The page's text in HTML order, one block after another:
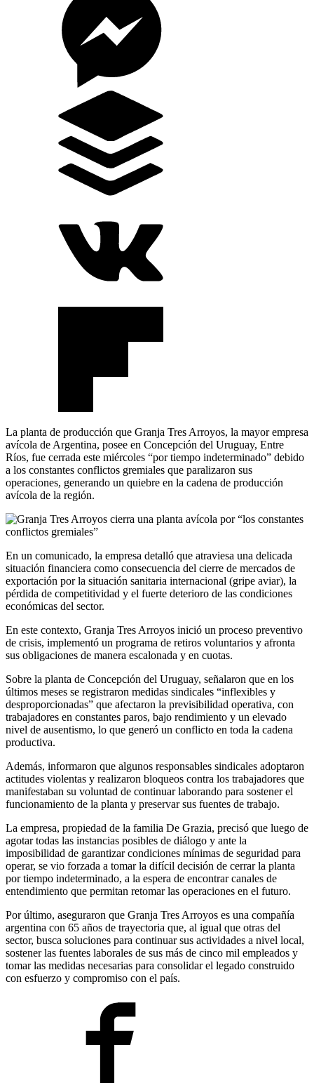
La planta de producción que Granja Tres Arroyos, la mayor empresa
avícola de Argentina, posee en Concepción del Uruguay, Entre
Ríos, fue cerrada este miércoles “por tiempo indeterminado” debido
a los constantes conflictos gremiales que paralizaron sus
operaciones, generando un quiebre en la cadena de producción
avícola de la región.
En un comunicado, la empresa detalló que atraviesa una delicada
situación financiera como consecuencia del cierre de mercados de
exportación por la situación sanitaria internacional (gripe aviar), la
pérdida de competitividad y el fuerte deterioro de las condiciones
económicas del sector.
En este contexto, Granja Tres Arroyos inició un proceso preventivo
de crisis, implementó un programa de retiros voluntarios y afronta
sus obligaciones de manera escalonada y en cuotas.
Sobre la planta de Concepción del Uruguay, señalaron que en los
últimos meses se registraron medidas sindicales “inflexibles y
desproporcionadas” que afectaron la previsibilidad operativa, con
trabajadores en constantes paros, bajo rendimiento y un elevado
nivel de ausentismo, lo que generó un conflicto en toda la cadena
productiva.
Además, informaron que algunos responsables sindicales adoptaron
actitudes violentas y realizaron bloqueos contra los trabajadores que
manifestaban su voluntad de continuar laborando para sostener el
funcionamiento de la planta y preservar sus fuentes de trabajo.
La empresa, propiedad de la familia De Grazia, precisó que luego de
agotar todas las instancias posibles de diálogo y ante la
imposibilidad de garantizar condiciones mínimas de seguridad para
operar, se vio forzada a tomar la difícil decisión de cerrar la planta
por tiempo indeterminado, a la espera de encontrar canales de
entendimiento que permitan retomar las operaciones en el futuro.
Por último, aseguraron que Granja Tres Arroyos es una compañía
argentina con 65 años de trayectoria que, al igual que otras del
sector, busca soluciones para continuar sus actividades a nivel local,
sostener las fuentes laborales de sus más de cinco mil empleados y
tomar las medidas necesarias para consolidar el legado construido
con esfuerzo y compromiso con el país.